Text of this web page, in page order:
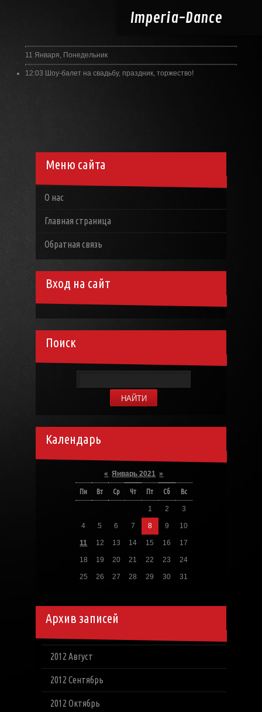
Imperia-Dance
11 Января, Понедельник
12:03 Шоу-балет на свадьбу, праздник, торжество!
Меню сайта
О нас
Главная страница
Обратная связь
Вход на сайт
Поиск
Календарь
« Январь 2021 »
Пн Вт Ср Чт Пт Сб Вс
1 2 3
4 5 6 7 8 9 10
11 12 13 14 15 16 17
18 19 20 21 22 23 24
25 26 27 28 29 30 31
Архив записей
2012 Август
2012 Сентябрь
2012 Октябрь